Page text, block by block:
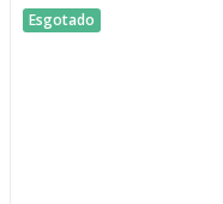
Esgotado